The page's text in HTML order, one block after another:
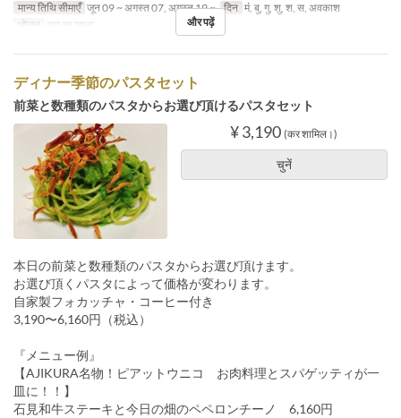
मान्य तिथि सीमाएँ जून 09 ~ अगस्त 07, अगस्त 19 ~ दिन मं, बु, गु, शु, श, स, अवकाश
भोजन
रात का खाना और पढ़ें
ディナー季節のパスタセット
前菜と数種類のパスタからお選び頂けるパスタセット
¥ 3,190 (कर शामिल।)
चुनें
本日の前菜と数種類のパスタからお選び頂けます。
お選び頂くパスタによって価格が変わります。
自家製フォカッチャ・コーヒー付き
3,190〜6,160円（税込）
『メニュー例』
【AJIKURA名物！ピアットウニコ お肉料理とスパゲッティが一
皿に！！】
石見和牛ステーキと今日の畑のペペロンチーノ 6,160円